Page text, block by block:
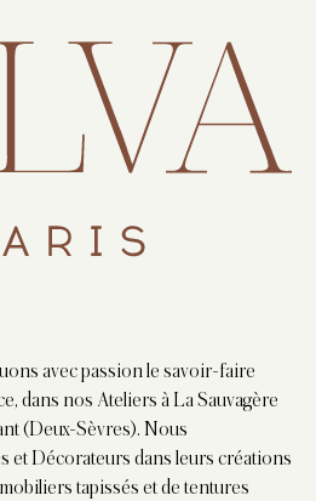
avec passion le savoir-faire
dans nos Ateliers à La Sauvagère
(Deux-Sèvres). Nous
et Décorateurs dans leurs créations
tapissés et de tentures